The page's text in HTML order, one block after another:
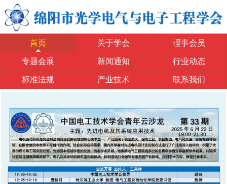
首页 关于学会 理事会员
专题会展 新闻通知 行业动态
标准法规 产业技术 联系我们